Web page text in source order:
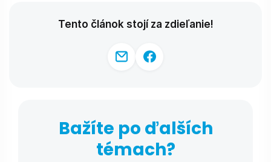
Tento článok stojí za zdieľanie!
Bažíte po ďalších
témach?